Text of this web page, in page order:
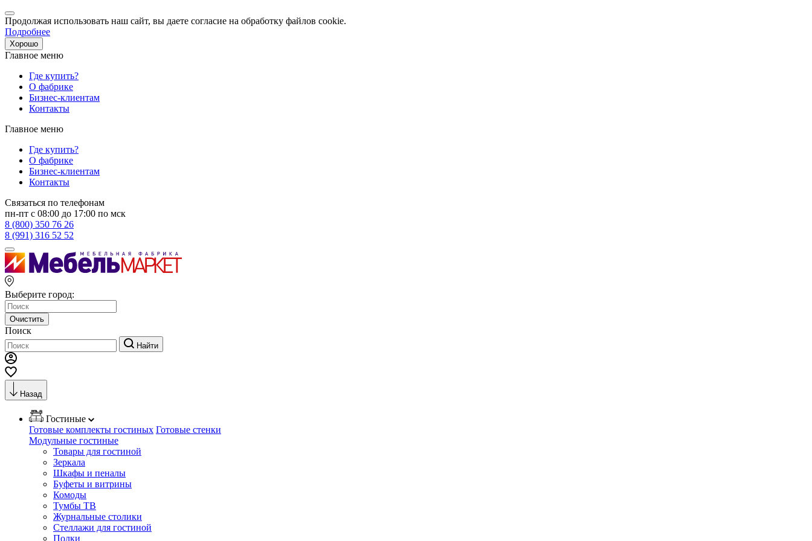
Продолжая использовать наш сайт, вы даете согласие на обработку файлов cookie.
Подробнее
Хорошо
Главное меню
Где купить?
О фабрике
Бизнес-клиентам
Контакты
Главное меню
Где купить?
О фабрике
Бизнес-клиентам
Контакты
Связаться по телефонам
пн-пт с 08:00 до 17:00 по мск
8 (800) 350 76 26
8 (991) 316 52 52
Выберите город:
Очистить
Поиск
Найти
Назад
Гостиные
Готовые комплекты гостиных Готовые стенки
Модульные гостиные
Товары для гостиной
Зеркала
Шкафы и пеналы
Буфеты и витрины
Комоды
Тумбы ТВ
Журнальные столики
Стеллажи для гостиной
Полки